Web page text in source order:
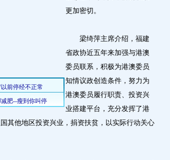
更加密切。
梁绮萍主席介绍，福建
省政协近五年来加强与港澳
委员联系，积极为港澳委员
知情议政创造条件，努力为
港澳委员履行职责、投资兴
业搭建平台，充分发挥了港
其他地区投资兴业，捐资扶贫，以实际行动关心